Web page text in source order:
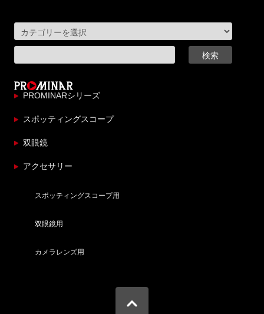
PROMINARシリーズ
スポッティングスコープ
双眼鏡
アクセサリー
スポッティングスコープ用
双眼鏡用
カメラレンズ用